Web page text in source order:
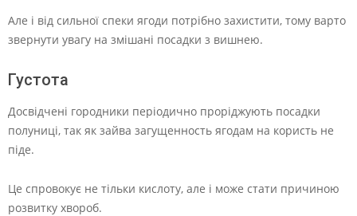
Але і від сильної спеки ягоди потрібно захистити, тому варто
звернути увагу на змішані посадки з вишнею.
Густота
Досвідчені городники періодично проріджують посадки
полуниці, так як зайва загущенность ягодам на користь не
піде.
Це спровокує не тільки кислоту, але і може стати причиною
розвитку хвороб.